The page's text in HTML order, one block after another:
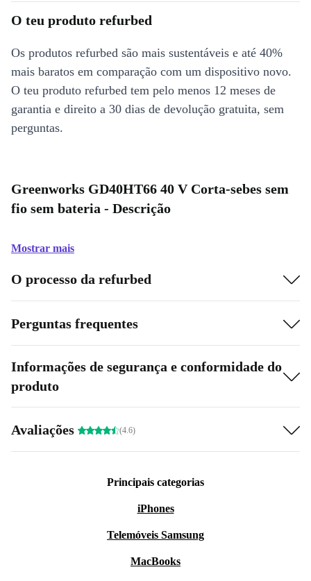
O teu produto refurbed
Os produtos refurbed são mais sustentáveis e até 40%
mais baratos em comparação com um dispositivo novo.
O teu produto refurbed tem pelo menos 12 meses de
garantia e direito a 30 dias de devolução gratuita, sem
perguntas.
Greenworks GD40HT66 40 V Corta-sebes sem
fio sem bateria - Descrição
Mostrar mais
O processo da refurbed
Perguntas frequentes
Informações de segurança e conformidade do
produto
Avaliações (4.6)
Principais categorias
iPhones
Telemóveis Samsung
MacBooks